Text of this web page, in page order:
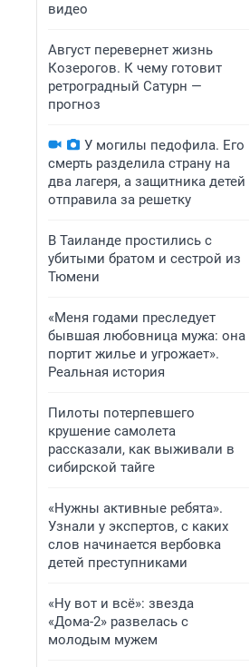
видео
Август перевернет жизнь
Козерогов. К чему готовит
ретроградный Сатурн —
прогноз
У могилы педофила. Его
смерть разделила страну на
два лагеря, а защитника детей
отправила за решетку
В Таиланде простились с
убитыми братом и сестрой из
Тюмени
«Меня годами преследует
бывшая любовница мужа: она
портит жилье и угрожает».
Реальная история
Пилоты потерпевшего
крушение самолета
рассказали, как выживали в
сибирской тайге
«Нужны активные ребята».
Узнали у экспертов, с каких
слов начинается вербовка
детей преступниками
«Ну вот и всё»: звезда
«Дома-2» развелась с
молодым мужем